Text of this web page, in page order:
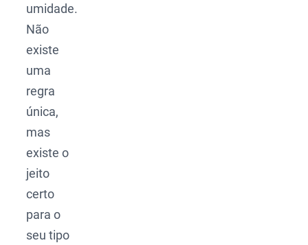
umidade.
Não
existe
uma
regra
única,
mas
existe o
jeito
certo
para o
seu tipo